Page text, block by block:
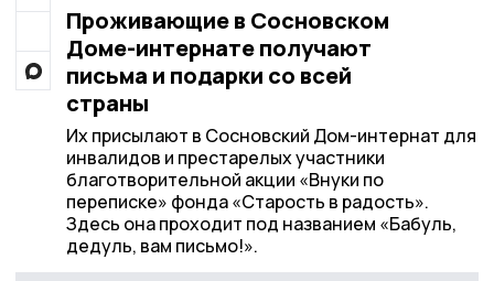
Проживающие в Сосновском
Доме-интернате получают
письма и подарки со всей
страны
Их присылают в Сосновский Дом-интернат для
инвалидов и престарелых участники
благотворительной акции «Внуки по
переписке» фонда «Старость в радость».
Здесь она проходит под названием «Бабуль,
дедуль, вам письмо!».